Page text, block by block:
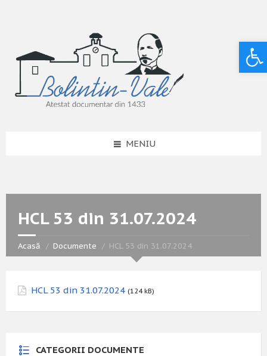
MENIU
HCL 53 din 31.07.2024
Acasă Documente HCL 53 din 31.07.2024
HCL 53 din 31.07.2024 (124 kB)
CATEGORII DOCUMENTE
Deschide bara de unelte